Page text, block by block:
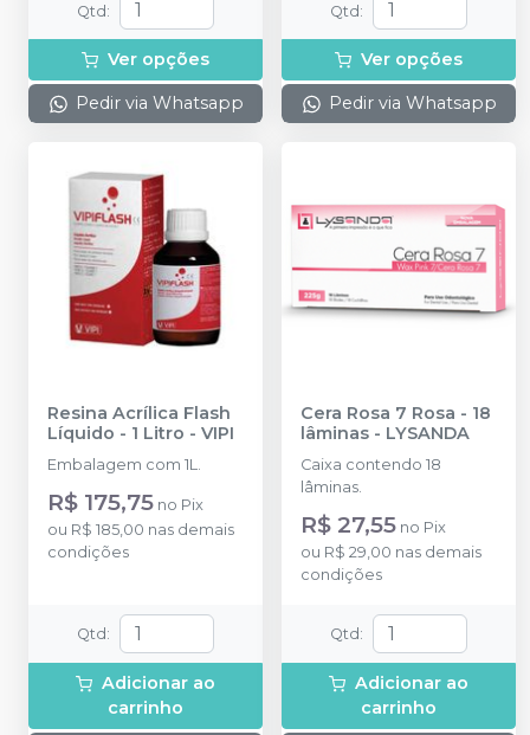
Qtd:
Ver opções
Pedir via Whatsapp
Qtd:
Ver opções
Pedir via Whatsapp
Resina Acrílica Flash
Líquido - 1 Litro - VIPI
Embalagem com 1L.
R$ 175,75 no Pix
ou R$ 185,00 nas demais
condições
Qtd :
Adicionar ao
carrinho
Cera Rosa 7 Rosa - 18
lâminas - LYSANDA
Caixa contendo 18
lâminas.
R$ 27,55 no Pix
ou R$ 29,00 nas demais
condições
Qtd :
Adicionar ao
carrinho